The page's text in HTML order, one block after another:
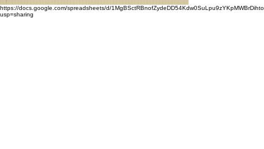
https://docs.google.com/spreadsheets/d/
usp=sharing